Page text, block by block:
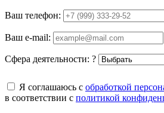
Ваш телефон:
Ваш e-mail:
Сфера деятельности: ?
Я соглашаюсь с обработкой
в соответствии с политикой